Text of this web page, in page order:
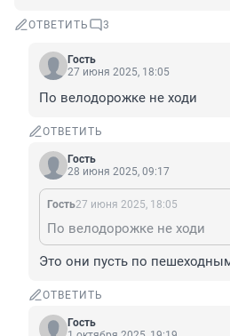
ОТВЕТИТЬ 3
Гость
27 июня 2025, 18:05
По велодорожке не ходи
ОТВЕТИТЬ
Гость
28 июня 2025, 09:17
Гость27 июня 2025, 18:05
По велодорожке не ходи
Это они пусть по
ОТВЕТИТЬ
Гость